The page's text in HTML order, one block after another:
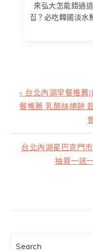
來弘大怎能錯過
집？必吃韓國淡水
上
一
文
章:
« 台北內湖早餐推薦
餐推薦 乳酪絲燒餅
下
台北內湖星巴克門
抽買一送
訊
Search